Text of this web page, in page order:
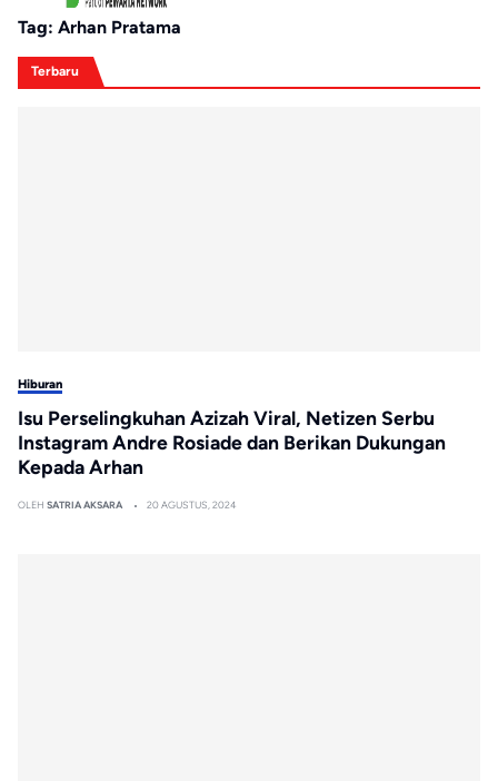
Tag: Arhan Pratama
Terbaru
Hiburan
Isu Perselingkuhan Azizah Viral, Netizen Serbu
Instagram Andre Rosiade dan Berikan Dukungan
Kepada Arhan
OLEH SATRIA AKSARA 20 AGUSTUS, 2024